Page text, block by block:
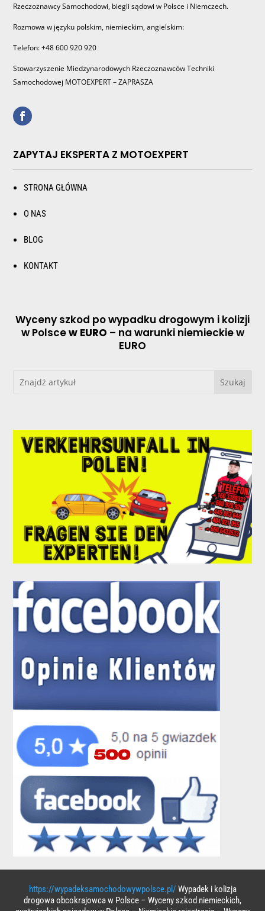
Rzeczoznawcy Samochodowi, biegli sądowi w Polsce i Niemczech.
Rozmowa w języku polskim, niemieckim, angielskim:
Telefon: +48 600 920 920
Stowarzyszenie Miedzynarodowych Rzeczoznawców Techniki
Samochodowej MOTOEXPERT – ZAPRASZA
ZAPYTAJ EKSPERTA Z MOTOEXPERT
STRONA GŁÓWNA
O NAS
BLOG
KONTAKT
Wyceny szkod po wypadku drogowym i kolizji
w Polscew EURO – na warunki niemieckie w
EURO
https://wypadeksamochodowywpolsce.pl/ Wypadek i kolizja
drogowa obcokrajowca w Polsce – Wyceny szkod niemieckich,